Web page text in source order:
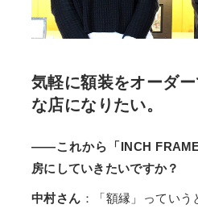
気軽に額装をオーダ
な店になりたい。
——これから「INCH
房にしていきたいですか？
中村さん ：「額縁」ってい